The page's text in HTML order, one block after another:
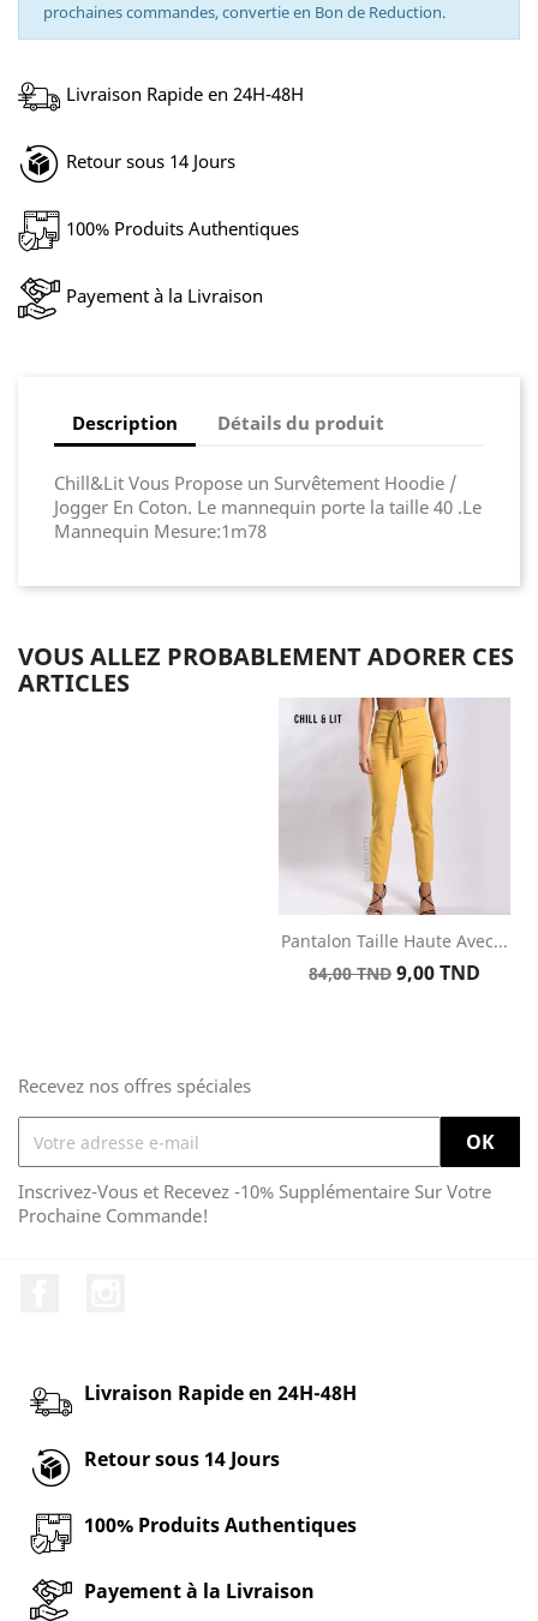
prochaines commandes, convertie en Bon de Reduction.
Livraison Rapide en 24H-48H
Retour sous 14 Jours
100% Produits Authentiques
Payement à la Livraison
Description Détails du produit
Chill&Lit Vous Propose un Survêtement Hoodie /
Jogger En Coton. Le mannequin porte la taille 40 .Le
Mannequin Mesure:1m78
VOUS ALLEZ PROBABLEMENT ADORER CES
ARTICLES
Pantalon Taille Haute Avec...
Prix
84,00 TND Prix
9,00 TND
Recevez nos offres spéciales
Inscrivez-Vous et Recevez -10% Supplémentaire Sur Votre
Prochaine Commande!
Livraison Rapide en 24H-48H
Retour sous 14 Jours
100% Produits Authentiques
Payement à la Livraison